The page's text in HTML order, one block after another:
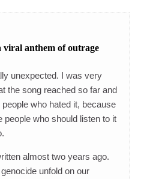
viral anthem of outrage
unexpected. I was very
the song reached so far and
who hated it, because
who should listen to it
almost two years ago.
unfold on our